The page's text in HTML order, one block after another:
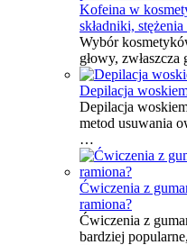
Kofeina w
składniki,
Wybór
głowy,
Depilacja
Depilacja
metod usuwania
…
Ćwiczenia z
ramiona?
Ćwiczenia z
bardziej